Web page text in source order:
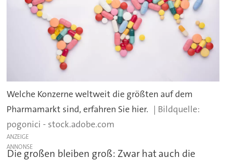
Welche Konzerne weltweit die größten auf dem
Pharmamarkt sind, erfahren Sie hier.
pogonici - stock.adobe.com
ANZEIGE
Die großen bleiben groß: Zwar hat auch die